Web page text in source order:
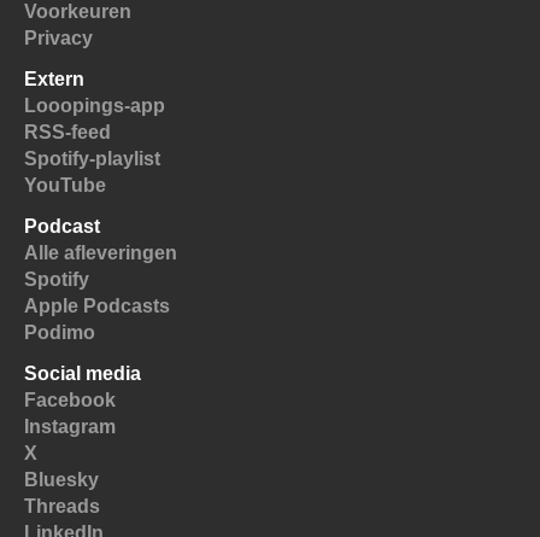
Voorkeuren
Privacy
Extern
Looopings-app
RSS-feed
Spotify-playlist
YouTube
Podcast
Alle afleveringen
Spotify
Apple Podcasts
Podimo
Social media
Facebook
Instagram
X
Bluesky
Threads